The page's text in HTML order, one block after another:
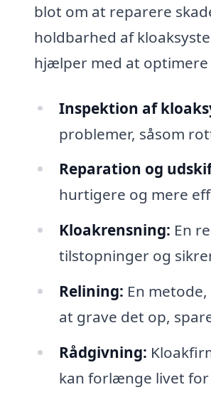
blot om at reparere
holdbarhed af
hjælper med at optimere
Inspektion af
problemer, såsom
Reparation og
hurtigere og mere
Kloakrensning: En
tilstopninger og
Relining: En
at grave det op,
Rådgivning:
kan forlænge livet